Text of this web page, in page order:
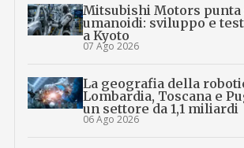
Mitsubishi Motors
umanoidi: sviluppo e
a Kyoto
07 Ago 2026
La geografia della
Lombardia, Toscana e
un settore da 1,1 miliardi
06 Ago 2026